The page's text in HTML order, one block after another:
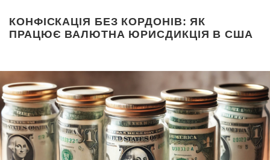
Долучитися
КОНФІСКАЦІЯ БЕЗ КОРДОНІВ: ЯК
ПРАЦЮЄ ВАЛЮТНА ЮРИСДИКЦІЯ В США